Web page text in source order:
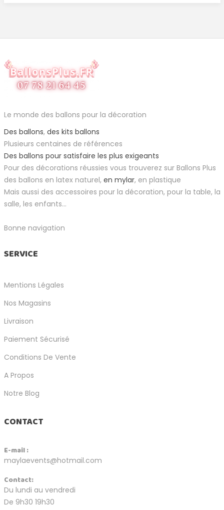
Le monde des ballons pour la décoration
Des ballons, des kits ballons
Plusieurs centaines de références
Des ballons pour satisfaire les plus exigeants
Pour des décorations réussies vous trouverez sur Ballons Plus
des ballons en latex naturel, en mylar, en plastique
Mais aussi des accessoires pour la décoration, pour la table, la
salle, les enfants...
Bonne navigation
SERVICE
Mentions Légales
Nos Magasins
Livraison
Paiement Sécurisé
Conditions De Vente
A Propos
Notre Blog
CONTACT
E-mail :
maylaevents@hotmail.com
Contact:
Du lundi au vendredi
De 9h30 19h30